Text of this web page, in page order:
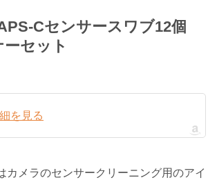
Cセンサースワブ12個
セット
を見る
カメラのセンサークリーニング用のアイ